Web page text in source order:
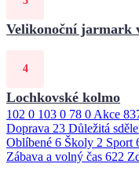
Velikonoční jarmark
Lochkovské kolmo
102 0 103 0 78 0 Akce
Doprava 23 Důležitá
Oblíbené 6 Školy 2 Sport
Zábava a volný čas 622